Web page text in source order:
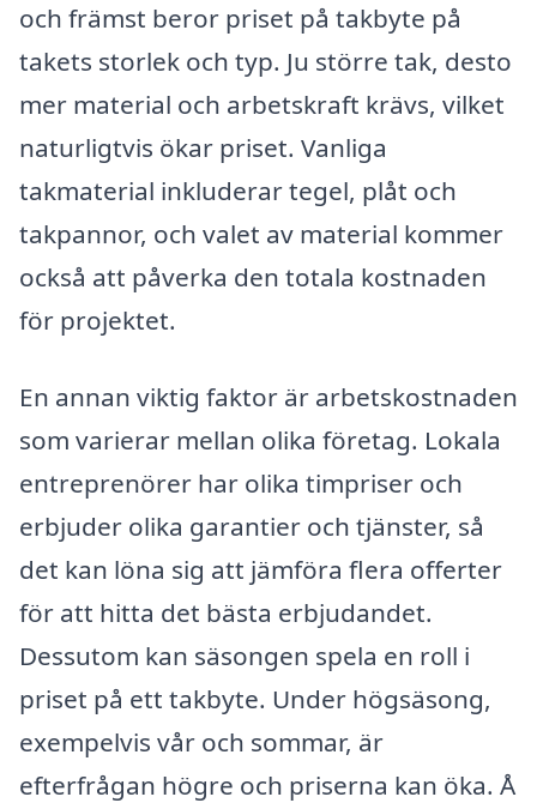
och främst beror priset på takbyte på
takets storlek och typ. Ju större tak, desto
mer material och arbetskraft krävs, vilket
naturligtvis ökar priset. Vanliga
takmaterial inkluderar tegel, plåt och
takpannor, och valet av material kommer
också att påverka den totala kostnaden
för projektet.
En annan viktig faktor är arbetskostnaden
som varierar mellan olika företag. Lokala
entreprenörer har olika timpriser och
erbjuder olika garantier och tjänster, så
det kan löna sig att jämföra flera offerter
för att hitta det bästa erbjudandet.
Dessutom kan säsongen spela en roll i
priset på ett takbyte. Under högsäsong,
exempelvis vår och sommar, är
efterfrågan högre och priserna kan öka. Å